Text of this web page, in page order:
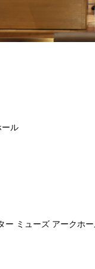
ル
ー ミューズ アークホ